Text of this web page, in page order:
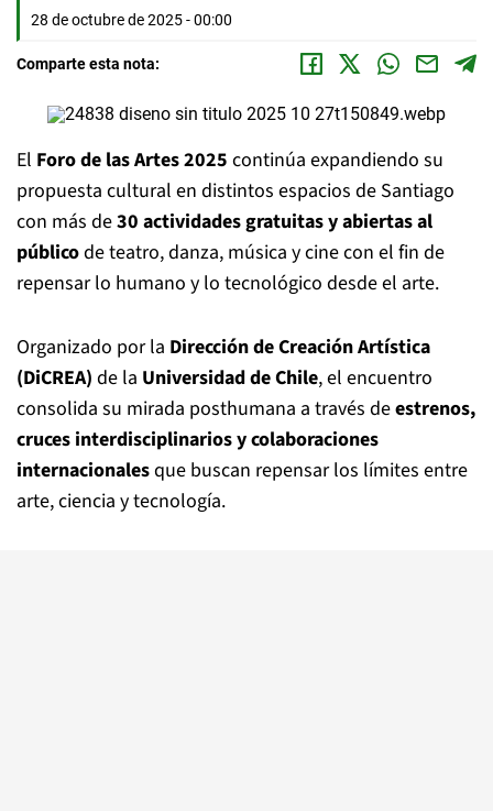
28 de octubre de 2025 - 00:00
Comparte esta nota:
El Foro de las Artes 2025 continúa expandiendo su
propuesta cultural en distintos espacios de Santiago
con más de30 actividades gratuitas y abiertas al
públicode teatro, danza, música y cine con el fin de
repensar lo humano y lo tecnológico desde el arte.
Organizado por la Dirección de Creación Artística
(DiCREA) de la Universidad de Chile, el encuentro
consolida su mirada posthumana a través deestrenos,
cruces interdisciplinarios y colaboraciones
internacionalesque buscan repensar los límites entre
arte, ciencia y tecnología.